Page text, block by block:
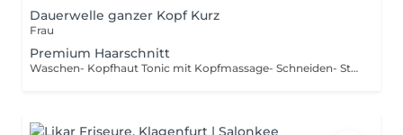
Dauerwelle ganzer Kopf Kurz
Frau
Premium Haarschnitt
Waschen- Kopfhaut Tonic mit Kopfmassage- Schneiden- Styling